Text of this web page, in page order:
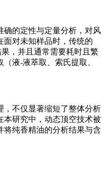
确的定性与定量分析，对风
面对未知样品时，传统的
，并且通常需要耗时且繁
液-液萃取、索氏提取、
，不仅显著缩短了整体分析
本研究中，动态顶空技术被
将纯香精油的分析结果与含